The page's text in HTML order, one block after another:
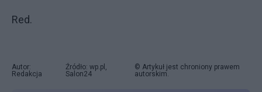
Red.
Autor:
Redakcja
Źródło: wp.pl,
Salon24
© Artykuł jest chroniony prawem
autorskim.